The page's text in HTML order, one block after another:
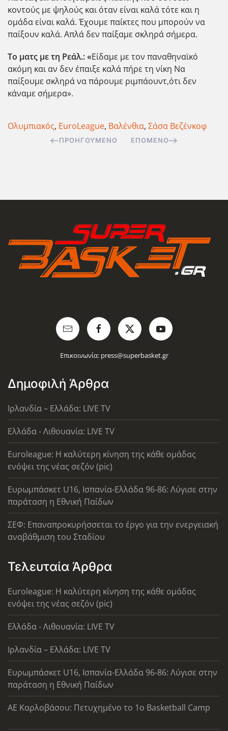
κοντούς με ψηλούς και όταν είναι καλά τότε και η
ομάδα είναι καλά. Έχουμε παίκτες που μπορούν να
παίξουν καλά. Απλά δεν παίξαμε σκληρά σήμερα.
Το ματς με τη Ρεάλ.: «Είδαμε με τον παναθηναϊκό
ακόμη και αν δεν έπαιξε καλά πήρε τη νίκη Να
παίξουμε σκληρά να πάρουμε ριμπάουντ,ότι δεν
κάναμε σήμερα».
Ολυμπιακός, EuroLeague, Βαλένθια, Σάσα Βεζένκοφ
ΠΡΟΗΓΟΎΜΕΝΟ ΕΠΌΜΕΝΟ
Επικοινωνία: press@superbasket.gr
Δημοφιλή Άρθρα
Ιρλανδία – Ελλάδα: LIVE TV
Ελλάδα - Λιθουανία: LIVE TV
Euroleague: Η καλύτερη κίνηση της κάθε ομάδας
ενόψει της νέας σεζόν (pic)
Ευρωμπάσκετ U16, Ισπανία-Ελλάδα 96-86: Λύγισε στην
παράταση η Εθνική Παίδων
ΣΕΦ: Επαναπροκυρήσσεται το έργο για την ενεργειακή
αναβάθμιση του Σταδίου
Τελευταία Άρθρα
Euroleague: Η καλύτερη κίνηση της κάθε ομάδας
ενόψει της νέας σεζόν (pic)
Ελλάδα - Λιθουανία: LIVE TV
Ιρλανδία – Ελλάδα: LIVE TV
Ευρωμπάσκετ U16, Ισπανία-Ελλάδα 96-86: Λύγισε στην
παράταση η Εθνική Παίδων
ΑΕ Καρλοβάσου: Πετυχημένο το 1ο Basketball Camp